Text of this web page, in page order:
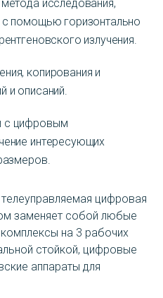
исследования,
помощью горизонтально
излучения.
копирования и
и описаний.
с цифровым
интересующих
цифровая
заменяет собой любые
на 3 рабочих
стойкой, цифровые
аппараты для